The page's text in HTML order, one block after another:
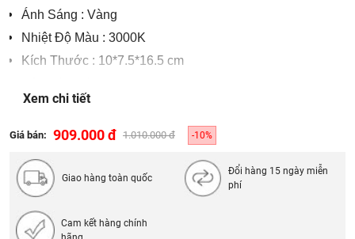
Ánh Sáng : Vàng
Nhiệt Độ Màu : 3000K
Kích Thước : 10*7.5*16.5 cm
Chất Liệu: Nhôm cao cấp
Tiêu Chuẩn: IP 65
Tuổi Thọ: 50.000 giờ
Bảo Hành
Quy cách đóng gói: 10 chiếc/thùng
Xem chi tiết
Giá bán: 909.000 đ 1.010.000 đ -10%
Giao hàng toàn quốc
Đổi hàng 15 ngày miễn
phí
Cam kết hàng chính